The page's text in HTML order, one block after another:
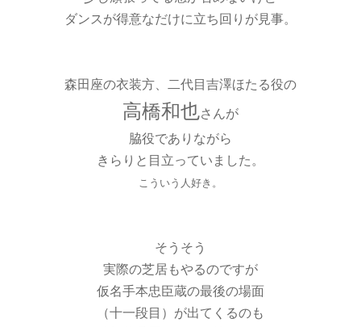
ダンスが得意なだけに立ち回りが見事。
森田座の衣装方、二代目吉澤ほたる役の
高橋和也さんが
脇役でありながら
きらりと目立っていました。
こういう人好き。
そうそう
実際の芝居もやるのですが
仮名手本忠臣蔵の最後の場面
（十一段目）が出てくるのも